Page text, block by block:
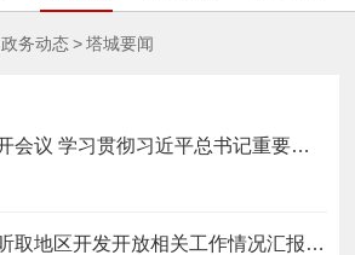
政务动态 > 塔城要闻
塔城地委委员会召开会议 学习贯彻习近平总书记重要讲话精神 研究部署乡村振兴、财源建设等工作
地委召开专题会议听取地区开发开放相关工作情况汇报 用活用好开放平台 聚力办好巴克图论坛 为地区打造对外开放新高地提供坚实支撑